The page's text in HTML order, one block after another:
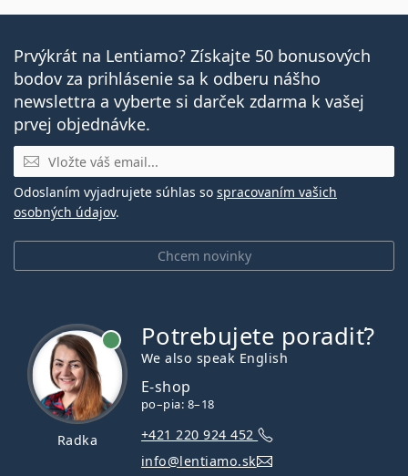
Prvýkrát na Lentiamo? Získajte 50 bonusových
bodov za prihlásenie sa k odberu nášho
newslettra a vyberte si darček zdarma k vašej
prvej objednávke.
E-mail
Chcem novinky
Odoslaním vyjadrujete súhlas so spracovaním vašich
osobných údajov.
Radka
Potrebujete poradiť?
We also speak English
E-shop
po–pia: 8–18
+421 220 924 452
info@lentiamo.sk